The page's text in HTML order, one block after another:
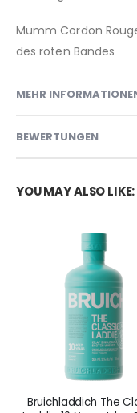
Mumm Cordon
des roten Bandes
MEHR
BEWERTUNGEN
YOU MAY ALSO LIKE:
Bruichladdich The